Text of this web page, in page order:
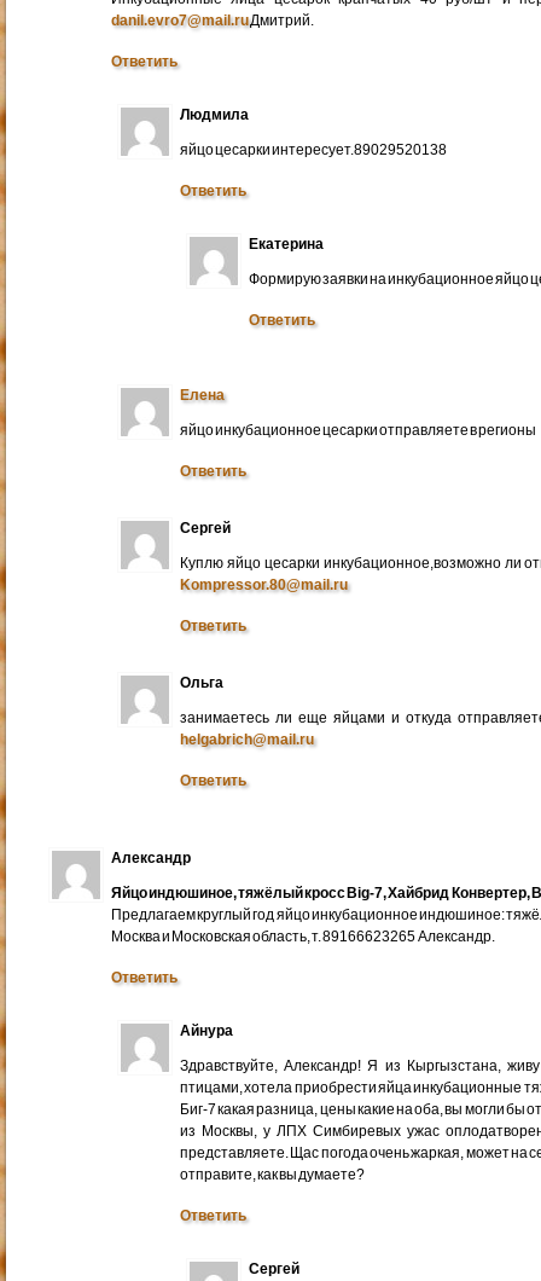
danil.evro7@mail.ruДмитрий.
Ответить
Людмила
яйцо цесарки интересует.89029520138
Ответить
Екатерина
Формирую заявки на инкубационное яйцо
Ответить
Елена
яйцо инкубационное цесарки отправляете в регионы
Ответить
Сергей
Куплю яйцо цесарки инкубационное,возможно ли
Kompressor.80@mail.ru
Ответить
Ольга
занимаетесь ли еще яйцами и откуда
helgabrich@mail.ru
Ответить
Александр
Яйцо индюшиное, тяжёлый кросс Big-7, Хайбрид Конвертер,
Предлагаем круглый год яйцо инкубационное индюшиное:
Москва и Московская область, т. 89166623265 Александр.
Ответить
Айнура
Здравствуйте, Александр! Я из Кыргызстана,
птицами, хотела приобрести яйца инкубационные
Биг-7 какая разница, цены какие на оба, вы могли бы
из Москвы, у ЛПХ Симбиревых ужас
представляете. Щас погода очень жаркая, может на
отправите, как вы думаете?
Ответить
Сергей